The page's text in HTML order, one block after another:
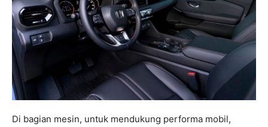
Di bagian mesin, untuk mendukung performa mobil,